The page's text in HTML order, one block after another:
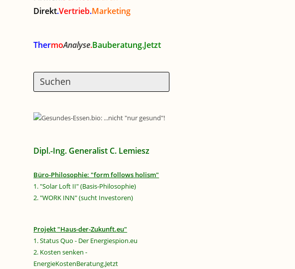
Direkt.Vertrieb.Marketing
ThermoAnalyse.Bauberatung.Jetzt
Dipl.-Ing. Generalist C. Lemiesz
Büro-Philosophie: "form follows holism"
1. "Solar Loft II" (Basis-Philosophie)
2. "WORK INN" (sucht Investoren)
Projekt "Haus-der-Zukunft.eu"
1. Status Quo - Der Energiespion.eu
2. Kosten senken -
EnergieKostenBeratung.Jetzt